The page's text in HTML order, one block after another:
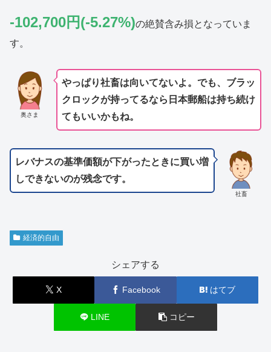
-102,700円(-5.27%)の絶賛含み損となっていま
す。
奥さま
やっぱり社畜は向いてないよ。でも、ブラッ
クロックが持ってるなら日本郵船は持ち続け
てもいいかもね。
社畜
レバナスの基準価額が下がったときに買い増
しできないのが残念です。
経済的自由
シェアする
X Facebook はてブ
LINE コピー